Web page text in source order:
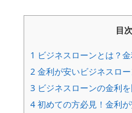
目次
1 ビジネスローンとは？
2 金利が安いビジネスロ
3 ビジネスローンの金利
4 初めての方必見！金利